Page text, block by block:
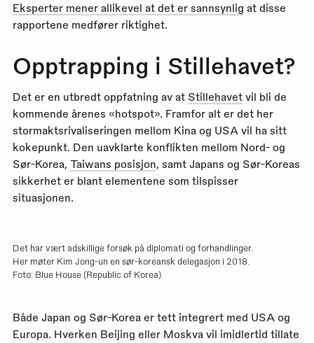
Eksperter mener allikevel at det er sannsynlig at disse
rapportene medfører riktighet.
Opptrapping i Stillehavet?
Det er en utbredt oppfatning av at Stillehavetvil bli de
kommende årenes «hotspot». Framfor alt er det her
stormaktsrivaliseringen mellom Kina og USA vil ha sitt
kokepunkt. Den uavklarte konflikten mellom Nord- og
Sør-Korea, Taiwans posisjon, samt Japans og Sør-Koreas
sikkerhet er blant elementene som tilspisser
situasjonen.
Det har vært adskillige forsøk på diplomati og forhandlinger.
Her møter Kim Jong-un en sør-koreansk delegasjon i 2018.
Foto: Blue House (Republic of Korea)
Både Japan og Sør-Korea er tett integrert med USA og
Europa. Hverken Beijing eller Moskva vil imidlertid tillate